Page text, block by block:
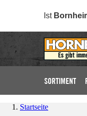
Ist
SORTIMENT
Startseite